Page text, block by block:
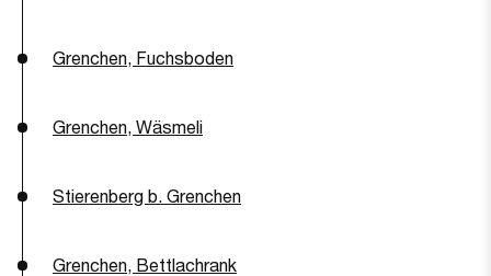
Grenchen, Fuchsboden
Grenchen, Wäsmeli
Stierenberg b. Grenchen
Grenchen, Bettlachrank